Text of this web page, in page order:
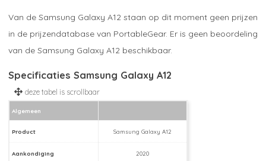
Van de Samsung Galaxy A12 staan op dit moment geen prijzen
in de prijzendatabase van PortableGear. Er is geen beoordeling
van de Samsung Galaxy A12 beschikbaar.
Specificaties Samsung Galaxy A12
Algemeen
Product Samsung Galaxy A12
Aankondiging 2020